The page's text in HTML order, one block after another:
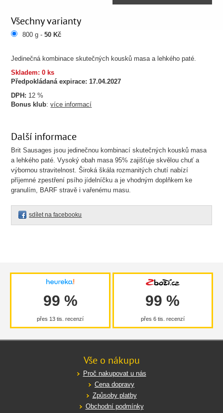
Jedinečná kombinace skutečných kousků masa a lehkého paté.
Skladem: 0 ks
Předpokládaná expirace: 17.04.2027
DPH: 12 %
Bonus klub:více informací
Všechny varianty
800 g -50 Kč
Další informace
Brit Sausages jsou jedinečnou kombinací skutečných kousků masa
a lehkého paté. Vysoký obah masa 95% zajišťuje skvělou chuť a
výbornou stravitelnost. Široká škála rozmanitých chutí nabízí
příjemné zpestření psího jídelníčku a je vhodným doplňkem ke
granulím, BARF stravě i vařenému masu.
sdílet na facebooku
99 %
přes 13 tis. recenzí
99 %
přes 6 tis. recenzí
Vše o nákupu
Proč nakupovat u nás
Cena dopravy
Způsoby platby
Obchodní podmínky